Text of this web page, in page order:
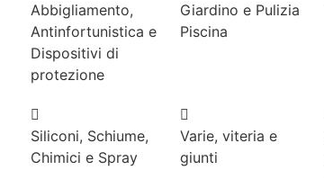
Abbigliamento,
Antinfortunistica e
Dispositivi di
protezione
Giardino e Pulizia
Piscina
Siliconi, Schiume,
Chimici e Spray
Varie, viteria e
giunti